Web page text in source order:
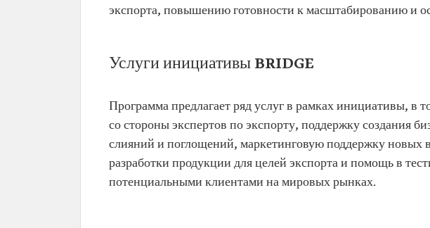
экспорта, повышению готовности к масштабированию и
Услуги инициативы BRIDGE
Программа предлагает ряд услуг в рамках инициативы, в
со стороны экспертов по экспорту, поддержку создания
слияний и поглощений, маркетинговую поддержку новых
разработки продукции для целей экспорта и помощь в
потенциальными клиентами на мировых рынках.